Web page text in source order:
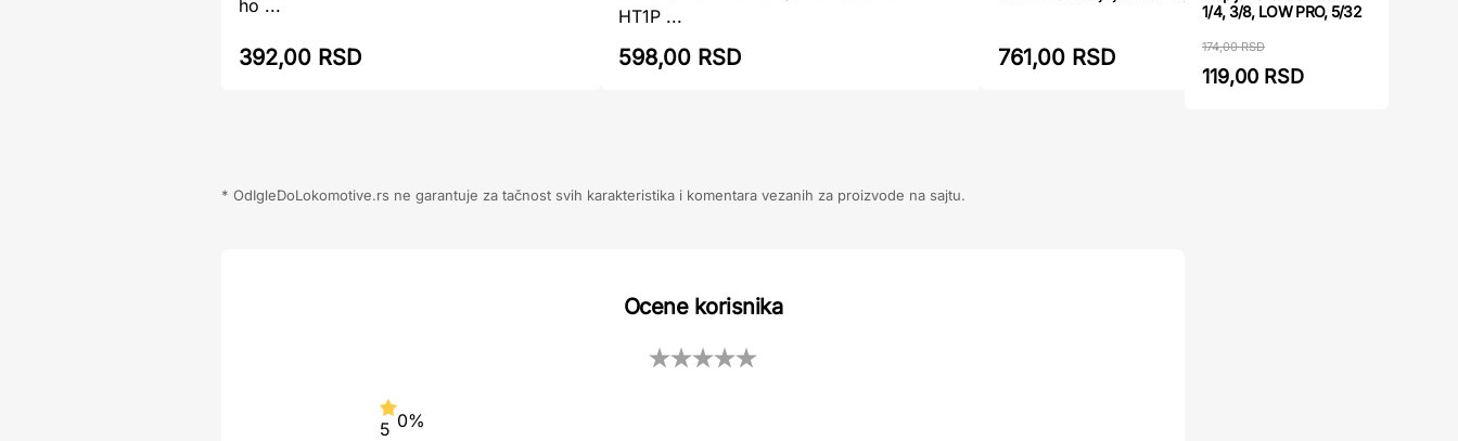
ho ...
392,00 RSD
HT1P ...
598,00 RSD 761,00 RSD
* OdIgleDoLokomotive.rs ne garantuje za tačnost svih karakteristika i komentara vezanih za proizvode na sajtu.
Ocene korisnika
5 0%
1/4, 3/8, LOW PRO, 5/32
174,00 RSD
119,00 RSD